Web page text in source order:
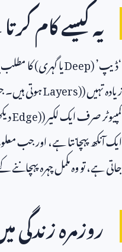
یہ کیسے کام
‘ڈیپ’ (Deepیا گہری) کا
زیادہ تہیں (Layers)ہوتی
کمپیوٹر صرف ایک لکیر (Edge)
ایک آنکھ پہچانتا ہے، اور جب
جاتی ہے، تو وہ مکمل چہرہ
روزمرہ زندگی